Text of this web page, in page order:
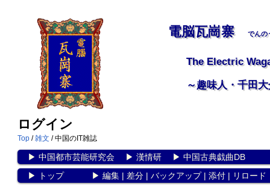
電脳瓦崗寨 でんの
The Electric
～趣味人・千田
ログイン
Top /雑文 / 中国のIT雑誌
▶ 中国都市芸能研究会▶ 漢情研▶ 中国古典戯曲DB
▶
トップ▶ 編集| 差分| バックアップ| 添付| リロード